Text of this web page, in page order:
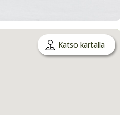
Katso kartalla